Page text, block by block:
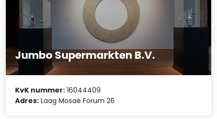
Jumbo Supermarkten B.V.
KvK nummer: 16044409
Adres: Laag Mosae Forum 26